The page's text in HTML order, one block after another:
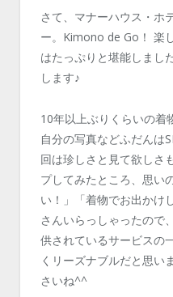
さて、マナーハウス・ホ
ー。Kimono de Go！ 楽
はたっぷりと堪能しまし
します♪
10年以上ぶりくらいの着
自分の写真などふだんは
回は珍しさと見て欲しさ
プしてみたところ、思い
い！」「着物でお出かけ
さんいらっしゃったので
供されているサービスの
くリーズナブルだと思い
さいね^^